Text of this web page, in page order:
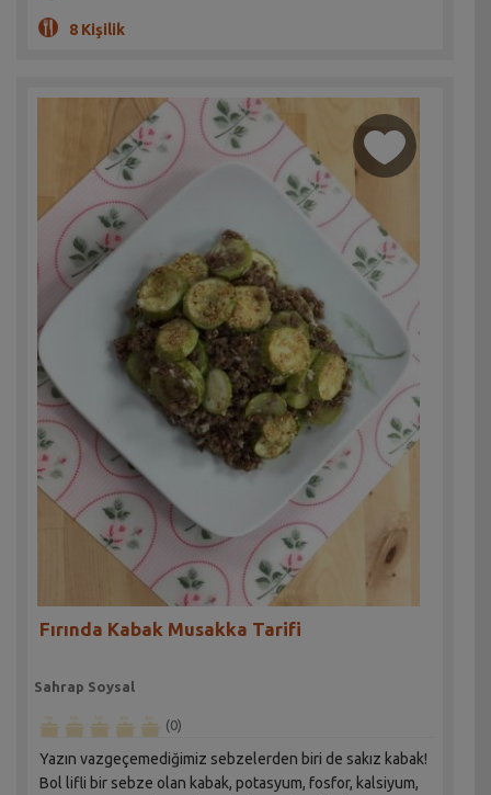
8 Kişilik
Fırında Kabak Musakka Tarifi
Sahrap Soysal
(0)
Yazın vazgeçemediğimiz sebzelerden biri de sakız kabak!
Bol lifli bir sebze olan kabak, potasyum, fosfor, kalsiyum,